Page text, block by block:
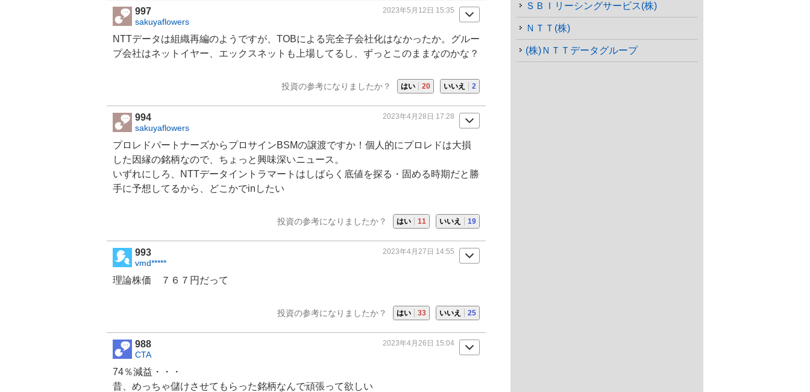
997
sakuyaflowers
2023年5月12日 15:35
NTTデータは組織再編のようですが、TOBによる完全子会社化はなかったか。グルー
プ会社はネットイヤー、エックスネットも上場してるし、ずっとこのままなのかな？
投資の参考になりましたか？ はい 20 いいえ 2
994
sakuyaflowers
2023年4月28日 17:28
プロレドパートナーズからプロサインBSMの譲渡ですか！個人的にプロレドは大損
した因縁の銘柄なので、ちょっと興味深いニュース。
いずれにしろ、NTTデータイントラマートはしばらく底値を探る・固める時期だと勝
手に予想してるから、どこかでinしたい
投資の参考になりましたか？ はい 11 いいえ 19
993
vmd*****
2023年4月27日 14:55
理論株価 ７６７円だって
投資の参考になりましたか？ はい 33 いいえ 25
988
CTA
2023年4月26日 15:04
74％減益・・・
昔、めっちゃ儲けさせてもらった銘柄なんで頑張って欲しい
ＳＢＩリーシングサービス(株)
ＮＴＴ(株)
(株)ＮＴＴデータグループ